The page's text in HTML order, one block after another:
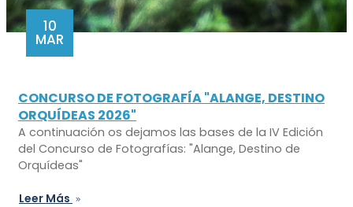
10
MAR
CONCURSO DE FOTOGRAFÍA "ALANGE, DESTINO
ORQUÍDEAS 2026"
A continuación os dejamos las bases de la IV Edición
del Concurso de Fotografías: "Alange, Destino de
Orquídeas"
Leer Más